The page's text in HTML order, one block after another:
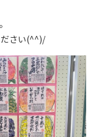
ださい(^^)/